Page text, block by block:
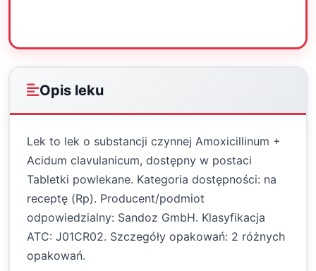
Opis leku
Lek to lek o substancji czynnej Amoxicillinum +
Acidum clavulanicum, dostępny w postaci
Tabletki powlekane. Kategoria dostępności: na
receptę (Rp). Producent/podmiot
odpowiedzialny: Sandoz GmbH. Klasyfikacja
ATC: J01CR02. Szczegóły opakowań: 2 różnych
opakowań.